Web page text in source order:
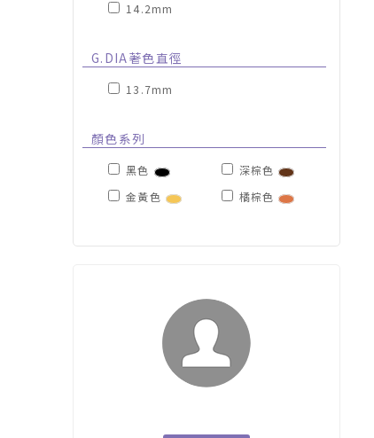
14.2mm
G.DIA著色直徑
13.7mm
顏色系列
黑色
深棕色
金黃色
橘棕色